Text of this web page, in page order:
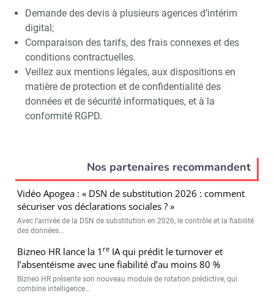
Demande des devis à plusieurs agences d’intérim
digital;
Comparaison des tarifs, des frais connexes et des
conditions contractuelles.
Veillez aux mentions légales, aux dispositions en
matière de protection et de confidentialité des
données et de sécurité informatiques, et à la
conformité RGPD.
Nos partenaires recommandent
Vidéo Apogea : « DSN de substitution 2026 : comment
sécuriser vos déclarations sociales ? »
Avec l’arrivée de la DSN de substitution en 2026, le contrôle et la fiabilité
des données...
Bizneo HR lance la 1 re IA qui prédit le turnover et
l’absentéisme avec une fiabilité d’au moins 80 %
Bizneo HR présente son nouveau module de rotation prédictive, qui
combine intelligence...